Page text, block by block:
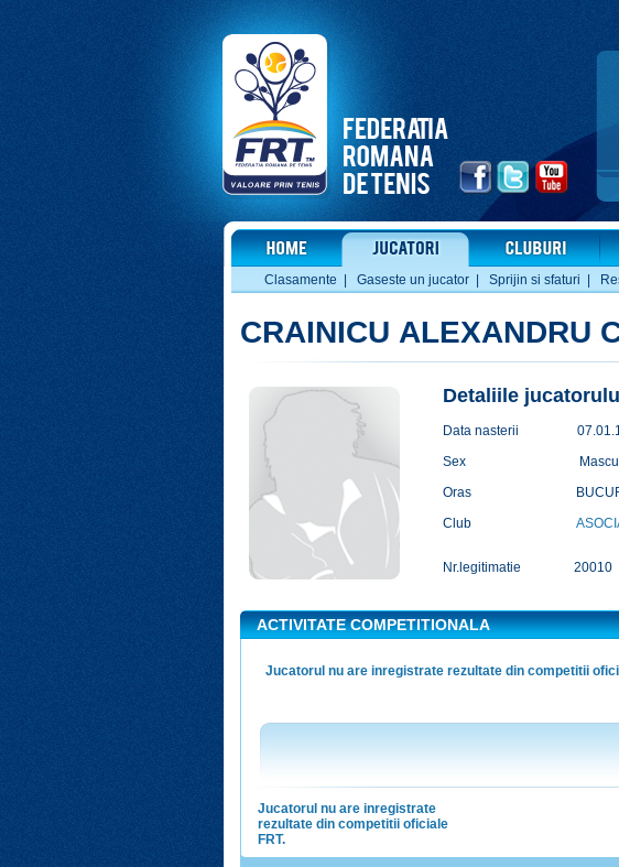
Clasamente Gaseste un jucator| Sprijin si sfaturi
CRAINICU ALEXANDRU
Detaliile
Data nasterii
Sex
Oras
Club
Nr.legitimatie 20010
ACTIVITATE COMPETITIONALA
Jucatorul nu are inregistrate rezultate din competitii
Jucatorul nu are inregistrate
rezultate din competitii oficiale
FRT.